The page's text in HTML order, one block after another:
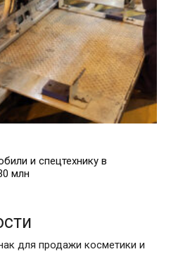
и спецтехнику в
млн
для продажи косметики и